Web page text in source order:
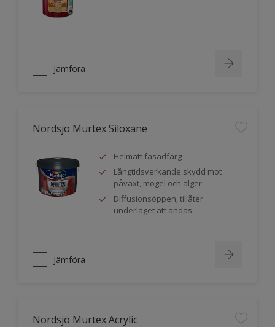
Jämföra
Nordsjö Murtex Siloxane
Helmatt fasadfärg
Långtidsverkande skydd mot
påväxt, mögel och alger
Diffusionsöppen, tillåter
underlaget att andas
Jämföra
Nordsjö Murtex Acrylic